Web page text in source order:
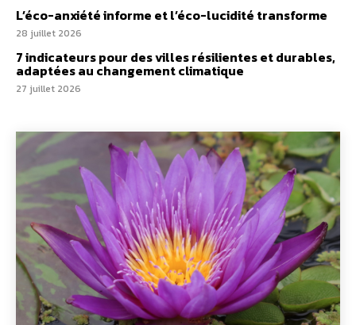
L’éco-anxiété informe et l’éco-lucidité transforme
28 juillet 2026
7 indicateurs pour des villes résilientes et durables,
adaptées au changement climatique
27 juillet 2026